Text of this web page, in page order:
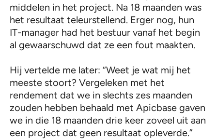
middelen in het project. Na 18 maanden was
het resultaat teleurstellend. Erger nog, hun
IT-manager had het bestuur vanaf het begin
al gewaarschuwd dat ze een fout maakten.
Hij vertelde me later: “Weet je wat mij het
meeste stoort? Vergeleken met het
rendement dat we in slechts zes maanden
zouden hebben behaald met Apicbase gaven
we in die 18 maanden drie keer zoveel uit aan
een project dat geen resultaat opleverde.”